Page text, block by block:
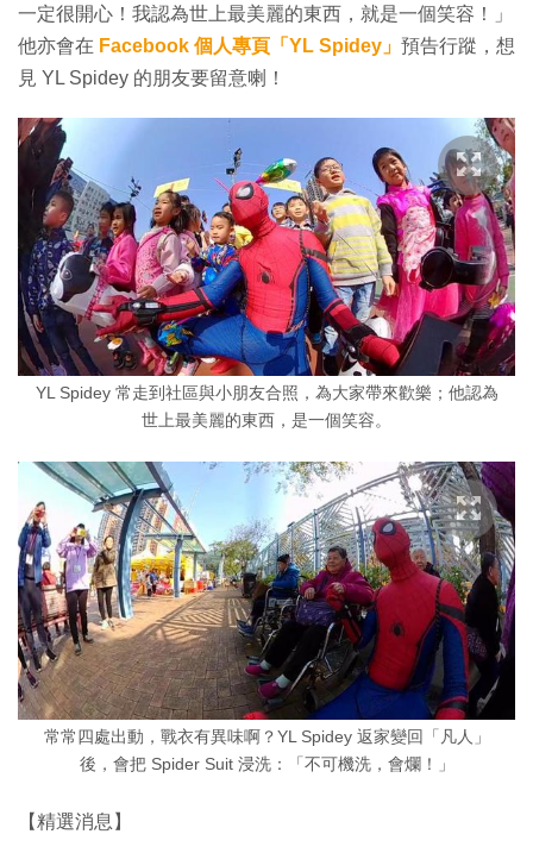
一定很開心！我認為世上最美麗的東西，就是一個笑容！」
他亦會在 Facebook 個人專頁「YL Spidey」 預告行蹤，想
見 YL Spidey 的朋友要留意喇！
YL Spidey 常走到社區與小朋友合照，為大家帶來歡樂；他認為
世上最美麗的東西，是一個笑容。
常常四處出動，戰衣有異味啊？YL Spidey 返家變回「凡人」
後，會把 Spider Suit 浸洗：「不可機洗，會爛！」
【精選消息】